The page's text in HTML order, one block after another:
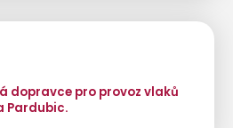
dopravce pro provoz vlaků
Pardubic.